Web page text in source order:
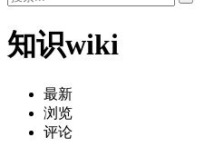
知识wiki
最新
浏览
评论